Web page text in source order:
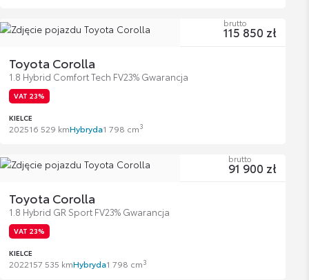
Toyota Corolla
1.8 Hybrid Comfort Tech FV23% Gwarancja
VAT 23%
KIELCE
202516 529 kmHybryda1 798 cm3
brutto
115 850 zł
Toyota Corolla
1.8 Hybrid GR Sport FV23% Gwarancja
VAT 23%
KIELCE
2022157 535 kmHybryda1 798 cm3
brutto
91 900 zł